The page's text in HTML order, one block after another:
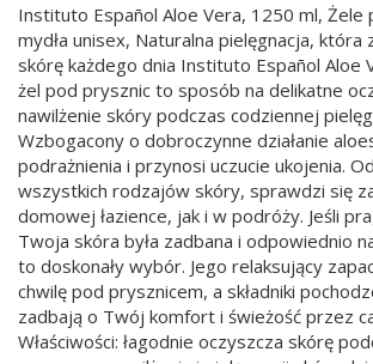
Instituto Español Aloe Vera, 1250 ml, Żele
mydła unisex, Naturalna pielęgnacja, która
skórę każdego dnia Instituto Español Aloe
żel pod prysznic to sposób na delikatne
nawilżenie skóry podczas codziennej
Wzbogacony o dobroczynne działanie
podrażnienia i przynosi uczucie ukojenia.
wszystkich rodzajów skóry, sprawdzi się
domowej łazience, jak i w podróży. Jeśli
Twoja skóra była zadbana i odpowiednio
to doskonały wybór. Jego relaksujący
chwilę pod prysznicem, a składniki
zadbają o Twój komfort i świeżość przez
Właściwości: łagodnie oczyszcza skórę